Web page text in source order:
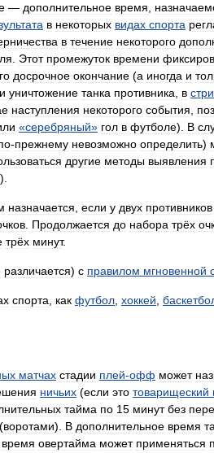
— дополнительное время
в некоторых видах спорта
в течение некоторого
Этот промежуток времени
досрочное окончание (а иногда и
уничтожение танка противника в
наступления некоторого события
«серебряный» гол в футболе). В
-прежнему невозможно определить)
другие методы выявления
).
назначается если у двух противников
Продолжается до набора трёх
трёх минут.
различается) с правилом мгновенной
спорта как футбол хоккей
матчах стадии плей-офф может
ничьих (если это товарищеский
тайма по 15 минут без
(воротами). В дополнительное время
время овертайма может применяться